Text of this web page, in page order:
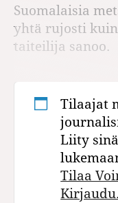
Suomalaisia
yhtä rujosti kuin
taiteilija sanoo.
Tilaajat
Liity
Tilaa
Kirjaudu.